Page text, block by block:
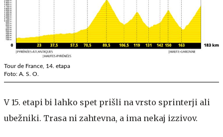
Tour de France, 14. etapa
Foto: A. S. O.
V 15. etapi bi lahko spet prišli na vrsto sprinterji ali
ubežniki. Trasa ni zahtevna, a ima nekaj izzivov.